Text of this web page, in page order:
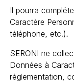
Il pourra
Caractère
téléphone, etc.).
SERONI ne
Données à
réglementation,